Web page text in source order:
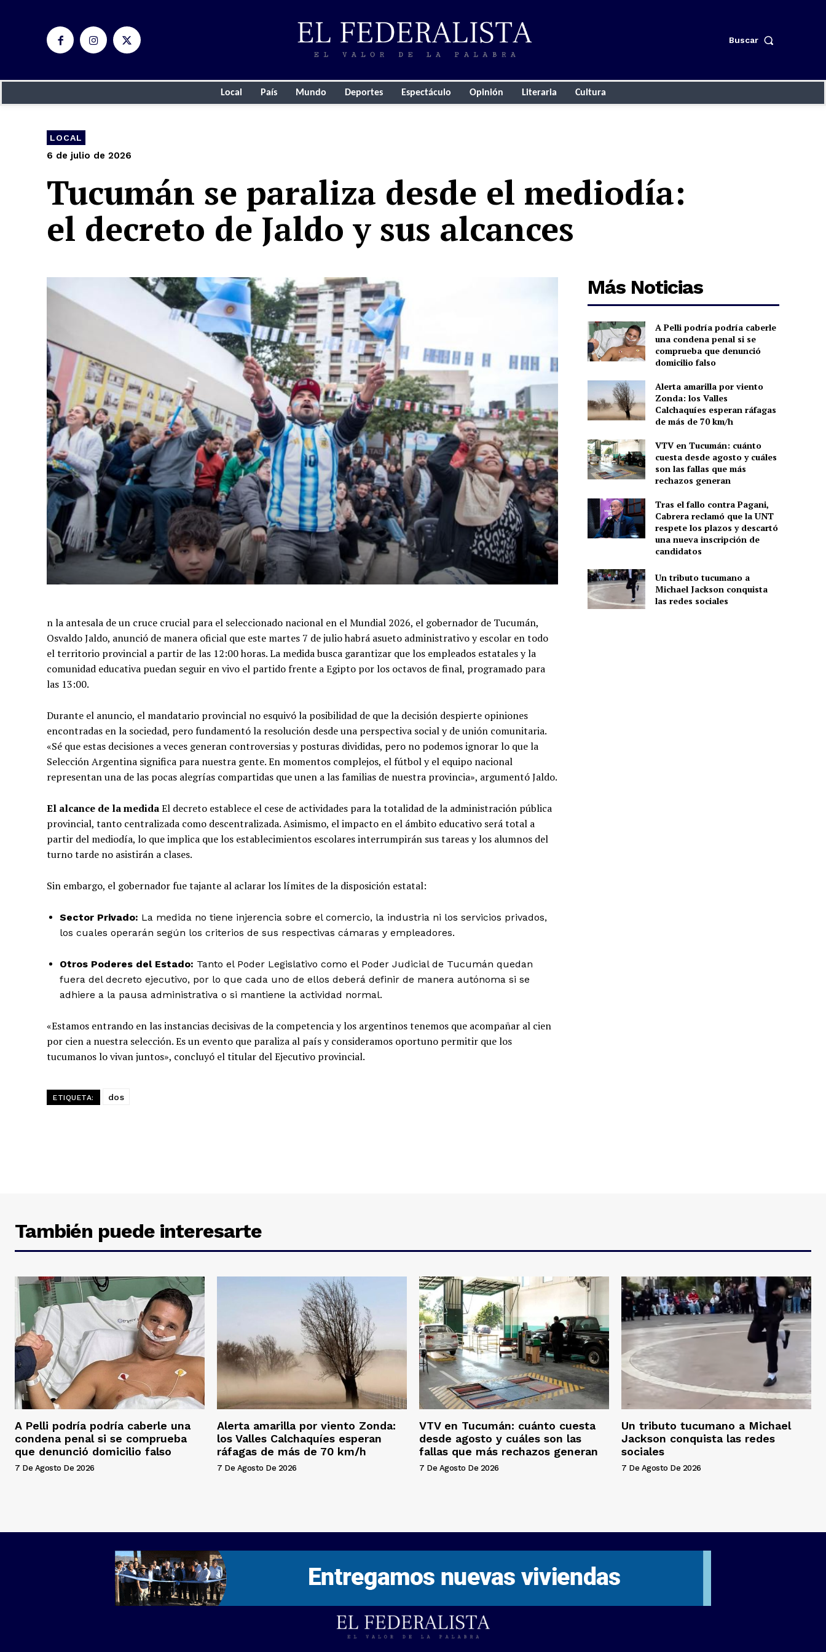
Buscar
Local País Mundo Deportes Espectáculo Opinión Literaria Cultura
LOCAL
6 de julio de 2026
Tucumán se paraliza desde el mediodía:
el decreto de Jaldo y sus alcances
n la antesala de un cruce crucial para el seleccionado nacional en el Mundial 2026, el gobernador de Tucumán,
Osvaldo Jaldo, anunció de manera oficial que este martes 7 de julio habrá asueto administrativo y escolar en todo
el territorio provincial a partir de las 12:00 horas. La medida busca garantizar que los empleados estatales y la
comunidad educativa puedan seguir en vivo el partido frente a Egipto por los octavos de final, programado para
las 13:00.
Durante el anuncio, el mandatario provincial no esquivó la posibilidad de que la decisión despierte opiniones
encontradas en la sociedad, pero fundamentó la resolución desde una perspectiva social y de unión comunitaria.
«Sé que estas decisiones a veces generan controversias y posturas divididas, pero no podemos ignorar lo que la
Selección Argentina significa para nuestra gente. En momentos complejos, el fútbol y el equipo nacional
representan una de las pocas alegrías compartidas que unen a las familias de nuestra provincia», argumentó Jaldo.
El alcance de la medidaEl decreto establece el cese de actividades para la totalidad de la administración pública
provincial, tanto centralizada como descentralizada. Asimismo, el impacto en el ámbito educativo será total a
partir del mediodía, lo que implica que los establecimientos escolares interrumpirán sus tareas y los alumnos del
turno tarde no asistirán a clases.
Sin embargo, el gobernador fue tajante al aclarar los límites de la disposición estatal:
Sector Privado: La medida no tiene injerencia sobre el comercio, la industria ni los servicios privados,
los cuales operarán según los criterios de sus respectivas cámaras y empleadores.
Otros Poderes del Estado: Tanto el Poder Legislativo como el Poder Judicial de Tucumán quedan
fuera del decreto ejecutivo, por lo que cada uno de ellos deberá definir de manera autónoma si se
adhiere a la pausa administrativa o si mantiene la actividad normal.
«Estamos entrando en las instancias decisivas de la competencia y los argentinos tenemos que acompañar al cien
por cien a nuestra selección. Es un evento que paraliza al país y consideramos oportuno permitir que los
tucumanos lo vivan juntos», concluyó el titular del Ejecutivo provincial.
ETIQUETA: dos
Más Noticias
A Pelli podría podría caberle
una condena penal si se
comprueba que denunció
domicilio falso
Alerta amarilla por viento
Zonda: los Valles
Calchaquíes esperan ráfagas
de más de 70 km/h
VTV en Tucumán: cuánto
cuesta desde agosto y cuáles
son las fallas que más
rechazos generan
Tras el fallo contra Pagani,
Cabrera reclamó que la UNT
respete los plazos y descartó
una nueva inscripción de
candidatos
Un tributo tucumano a
Michael Jackson conquista
las redes sociales
También puede interesarte
A Pelli podría podría caberle una
condena penal si se comprueba
que denunció domicilio falso
7 De Agosto De 2026
Alerta amarilla por viento Zonda:
los Valles Calchaquíes esperan
ráfagas de más de 70 km/h
7 De Agosto De 2026
VTV en Tucumán: cuánto cuesta
desde agosto y cuáles son las
fallas que más rechazos generan
7 De Agosto De 2026
Un tributo tucumano a Michael
Jackson conquista las redes
sociales
7 De Agosto De 2026